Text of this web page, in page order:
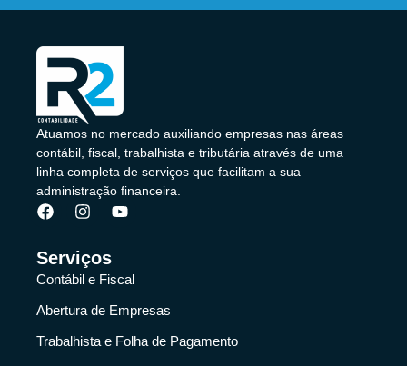
Atuamos no mercado auxiliando empresas nas áreas
contábil, fiscal, trabalhista e tributária através de uma
linha completa de serviços que facilitam a sua
administração financeira.
Serviços
Contábil e Fiscal
Abertura de Empresas
Trabalhista e Folha de Pagamento